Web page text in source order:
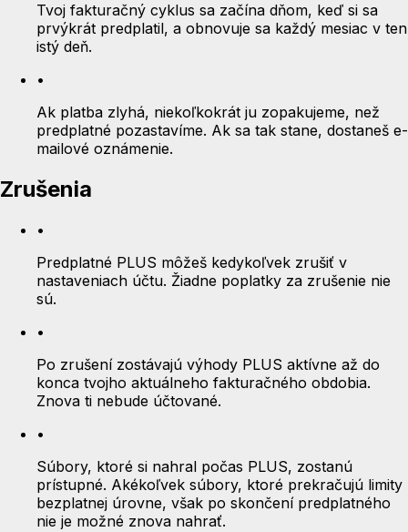
Tvoj fakturačný cyklus sa začína dňom, keď si sa
prvýkrát predplatil, a obnovuje sa každý mesiac v ten
istý deň.
•
Ak platba zlyhá, niekoľkokrát ju zopakujeme, než
predplatné pozastavíme. Ak sa tak stane, dostaneš e-
mailové oznámenie.
Zrušenia
•
Predplatné PLUS môžeš kedykoľvek zrušiť v
nastaveniach účtu. Žiadne poplatky za zrušenie nie
sú.
•
Po zrušení zostávajú výhody PLUS aktívne až do
konca tvojho aktuálneho fakturačného obdobia.
Znova ti nebude účtované.
•
Súbory, ktoré si nahral počas PLUS, zostanú
prístupné. Akékoľvek súbory, ktoré prekračujú limity
bezplatnej úrovne, však po skončení predplatného
nie je možné znova nahrať.